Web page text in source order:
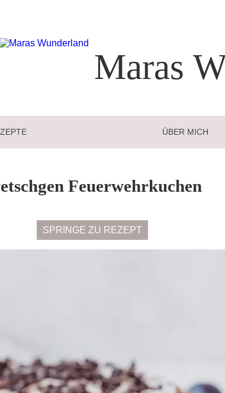
Maras
ÜBER MICH
Feuerwehrkuchen
SPRINGE ZU REZEPT